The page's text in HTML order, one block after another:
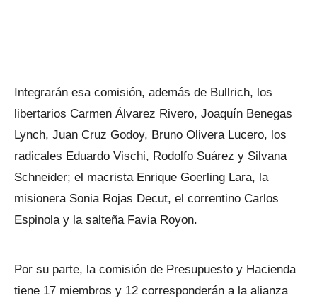
Integrarán esa comisión, además de Bullrich, los
libertarios Carmen Álvarez Rivero, Joaquín Benegas
Lynch, Juan Cruz Godoy, Bruno Olivera Lucero, los
radicales Eduardo Vischi, Rodolfo Suárez y Silvana
Schneider; el macrista Enrique Goerling Lara, la
misionera Sonia Rojas Decut, el correntino Carlos
Espinola y la salteña Favia Royon.
Por su parte, la comisión de Presupuesto y Hacienda
tiene 17 miembros y 12 corresponderán a la alianza